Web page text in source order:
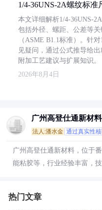
1/4-36UNS-2A螺纹标准
本文详细解析1/4-36UNS-
包括外径、螺距、公差等
（ASME B1.1标准）。针
见疑问，通过公式推导给
附加工艺建议与扩展知识。
2026年8月4日
广州高登仕通新材
法人:潘水金 通过真实性
广州高登仕通新材料，位于
能粘胶等，行业经验丰富，
热门文章